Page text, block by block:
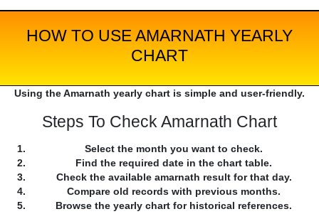
HOW TO USE AMARNATH YEARLY
CHART
Using the Amarnath yearly chart is simple and user-friendly.
Steps To Check Amarnath Chart
Select the month you want to check.
Find the required date in the chart table.
Check the available amarnath result for that day.
Compare old records with previous months.
Browse the yearly chart for historical references.